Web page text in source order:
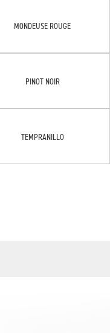
MONDEUSE ROUGE
PINOT NOIR
TEMPRANILLO